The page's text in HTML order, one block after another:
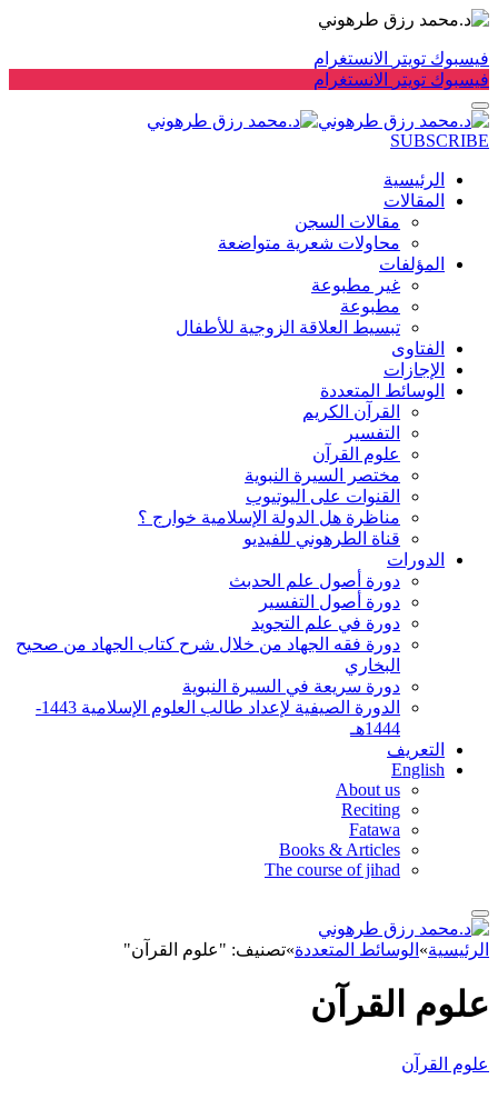
فيسبوك تويتر
الانستغرام
فيسبوك تويتر الانستغرام
SUBSCRIBE
الرئيسية
المقالات
مقالات السجن
محاولات شعرية متواضعة
المؤلفات
غير مطبوعة
مطبوعة
تبسيط العلاقة الزوجية للأطفال
الفتاوى
الإجازات
الوسائط المتعددة
القرآن الكريم
التفسير
علوم القرآن
مختصر السيرة النبوية
القنوات على اليوتيوب
مناظرة هل الدولة الإسلامية خوارج ؟
قناة الطرهوني للفيديو
الدورات
دورة أصول علم الحدبث
دورة أصول التفسير
دورة في علم التجويد
دورة فقه الجهاد من خلال شرح كتاب الجهاد من صحيح
البخاري
دورة سريعة في السيرة النبوية
الدورة الصيفية لإعداد طالب العلوم الإسلامية 1443-
1444هـ
التعريف
English
About us
Reciting
Fatawa
Books & Articles
The course of jihad
الرئيسية» الوسائط المتعددة»تصنيف: "علوم القرآن"
علوم القرآن
علوم القرآن